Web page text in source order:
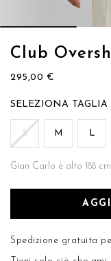
Club
295,00 €
TAGLIA
S M L
Gian Carlo è alto 188
Spedizione gratuita
Vai
della
immagini